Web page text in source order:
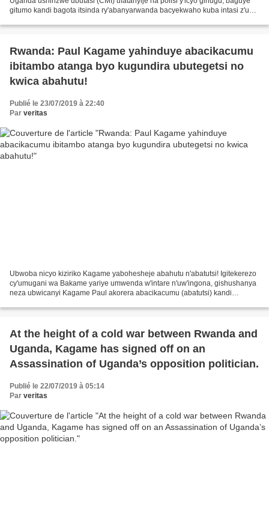
gitumo kandi bagota itsinda ry'abanyarwanda bacyekwaho kuba intasi z'u
Rwanda: Paul Kagame yahinduye abacikacumu
ibitambo atanga byo kugundira ubutegetsi no
kwica abahutu!
Publié le 23/07/2019 à 22:40
Par veritas
Ubwoba nicyo kiziriko Kagame yabohesheje abahutu n'abatutsi! Igitekerezo
cy'umugani wa Bakame yariye umwenda w'intare n'uw'ingona, gishushanya
neza ubwicanyi Kagame Paul akorera abacikacumu (abatutsi) kandi
At the height of a cold war between Rwanda and
Uganda, Kagame has signed off on an
Assassination of Uganda’s opposition politician.
Publié le 22/07/2019 à 05:14
Par veritas